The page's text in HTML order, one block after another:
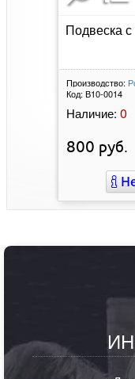
Подвеска
Производство:
Код: В10-0014
Наличие: 0
800 руб.